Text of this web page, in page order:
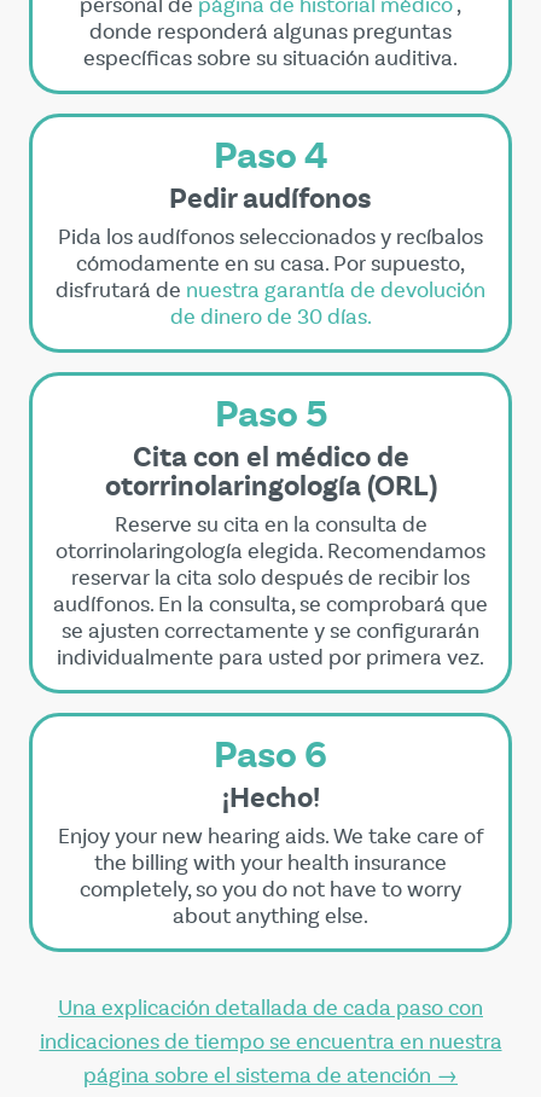
donde responderá algunas preguntas
específicas sobre su situación auditiva.
Paso 4
Pedir audífonos
Pida los audífonos seleccionados y recíbalos
cómodamente en su casa. Por supuesto,
disfrutará de nuestra garantía de devolución
de dinero de 30 días.
Paso 5
Cita con el médico de
otorrinolaringología (ORL)
Reserve su cita en la consulta de
otorrinolaringología elegida. Recomendamos
reservar la cita solo después de recibir los
audífonos. En la consulta, se comprobará que
se ajusten correctamente y se configurarán
individualmente para usted por primera vez.
Paso 6
¡Hecho!
Enjoy your new hearing aids. We take care of
the billing with your health insurance
completely, so you do not have to worry
about anything else.
Una explicación detallada de cada paso con
indicaciones de tiempo se encuentra en nuestra
página sobre el sistema de atención →